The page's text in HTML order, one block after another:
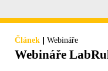
Článek | Webináře
Webináře